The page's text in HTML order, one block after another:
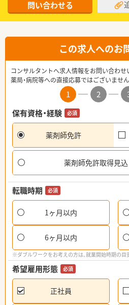
問い合わせる
この求人へのお
コンサルタントへ求人情報をお問い合わせ
薬局・病院等への直接応募ではございませ
1 2
保有資格・経験
必須
薬剤師免許
薬剤師免許取得見込
転職時期 必須
1ヶ月以内
6ヶ月以内
※ダブルワークをお考えの方は、就業開始時期の目
希望雇用形態 必須
正社員